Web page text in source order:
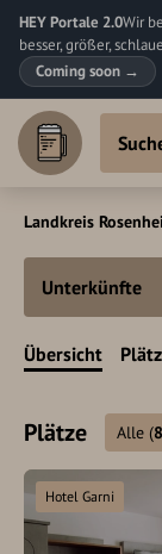
HEY Portale 2.0Wir
besser, größer,
Coming soon →
Landkreis
Unterkünfte
Übersicht
Plätze Alle (
Hotel Garni